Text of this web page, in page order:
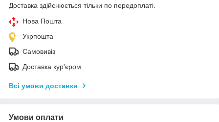
Доставка здійснюється тільки по передоплаті.
Нова Пошта
Укрпошта
Самовивіз
Доставка кур'єром
Всі умови доставки
Умови оплати